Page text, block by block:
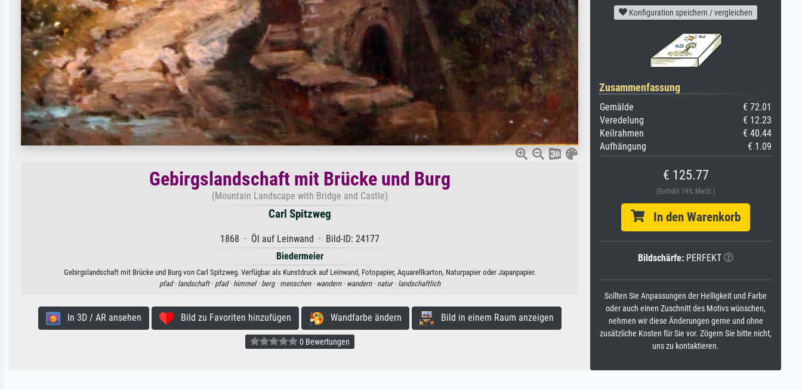
Gebirgslandschaft mit Brücke und Burg
(Mountain Landscape with Bridge and Castle)
Carl Spitzweg
1868 · Öl auf Leinwand · Bild-ID: 24177
Biedermeier
Gebirgslandschaft mit Brücke und Burg von Carl Spitzweg. Verfügbar als Kunstdruck auf Leinwand, Fotopapier, Aquarellkarton, Naturpapier oder Japanpapier.
pfad · landschaft · pfad · himmel · berg · menschen · wandern · wandern · natur · landschaftlich
In 3D / AR ansehen Bild zu Favoriten hinzufügen Wandfarbe ändern Bild in einem Raum anzeigen
0 Bewertungen
Konfiguration speichern / vergleichen
Zusammenfassung
Gemälde
€ 72.01
Veredelung
€ 12.23
Keilrahmen
€ 40.44
Aufhängung
€ 1.09
€ 125.77
(Enthält 19% MwSt.)
In den Warenkorb
Bildschärfe: PERFEKT
Sollten Sie Anpassungen der Helligkeit und Farbe
oder auch einen Zuschnitt des Motivs wünschen,
nehmen wir diese Änderungen gerne und ohne
zusätzliche Kosten für Sie vor. Zögern Sie bitte nicht,
uns zu kontaktieren.